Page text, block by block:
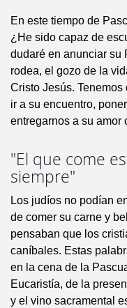
En este tiempo de
¿He sido capaz de
dudaré en anunciar su
rodea, el gozo de la
Cristo Jesús.
ir a su encuentro,
entregarnos a su amor
"El que come
siempre"
Los judíos no podían
de comer su carne y
pensaban que los
caníbales. Estas
en la cena de la
Eucaristía, de la
y el vino sacramental